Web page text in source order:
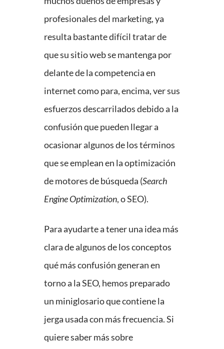
profesionales del marketing, ya
resulta bastante difícil tratar de
que su sitio web se mantenga por
delante de la competencia en
internet como para, encima, ver sus
esfuerzos descarrilados debido a la
confusión que pueden llegar a
ocasionar algunos de los términos
que se emplean en la optimización
de motores de búsqueda (Search
Engine Optimization, o SEO).
Para ayudarte a tener una idea más
clara de algunos de los conceptos
qué más confusión generan en
torno a la SEO, hemos preparado
un miniglosario que contiene la
jerga usada con más frecuencia. Si
quiere saber más sobre